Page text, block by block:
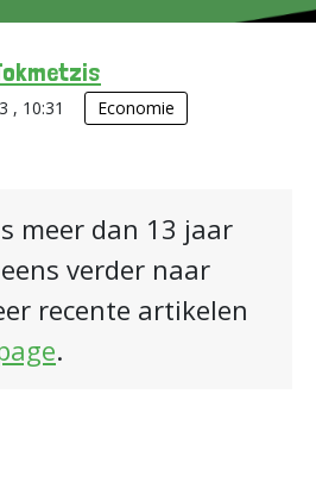
, 10:31 Economie
meer dan 13 jaar
verder naar
recente artikelen
.